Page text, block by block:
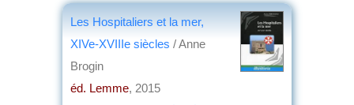
Les Hospitaliers et la mer,
XIVe-XVIIIe siècles / Anne
Brogin
éd. Lemme, 2015